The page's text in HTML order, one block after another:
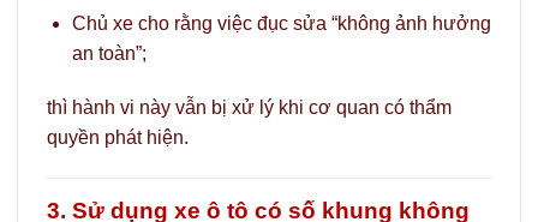
Chủ xe cho rằng việc đục sửa “không ảnh hưởng
an toàn”;
thì hành vi này vẫn bị xử lý khi cơ quan có thẩm
quyền phát hiện.
3. Sử dụng xe ô tô có số khung không